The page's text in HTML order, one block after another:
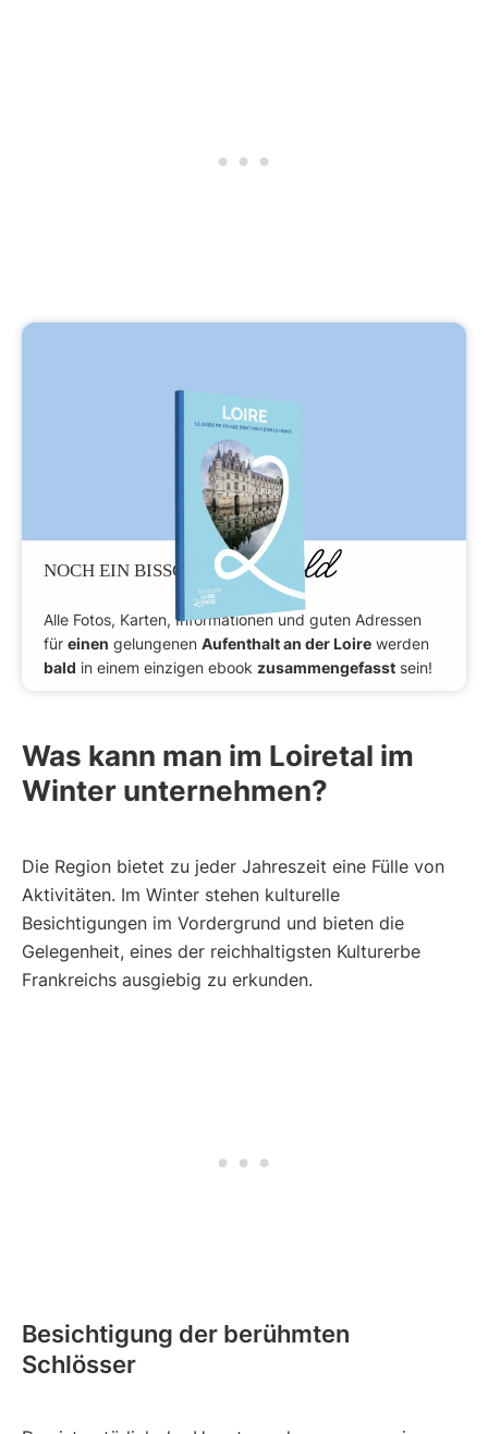
NOCH EIN BISSCHENGeduld
Alle Fotos, Karten, Informationen und guten Adressen
für einen gelungenen Aufenthalt an der Loire werden
bald in einem einzigen ebook zusammengefasst sein!
Was kann man im Loiretal im
Winter unternehmen?
Die Region bietet zu jeder Jahreszeit eine Fülle von
Aktivitäten. Im Winter stehen kulturelle
Besichtigungen im Vordergrund und bieten die
Gelegenheit, eines der reichhaltigsten Kulturerbe
Frankreichs ausgiebig zu erkunden.
Besichtigung der berühmten
Schlösser